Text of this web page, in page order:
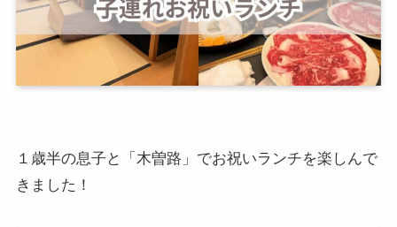
１歳半の息子と「木曽路」でお祝いランチを楽しんで
きました！